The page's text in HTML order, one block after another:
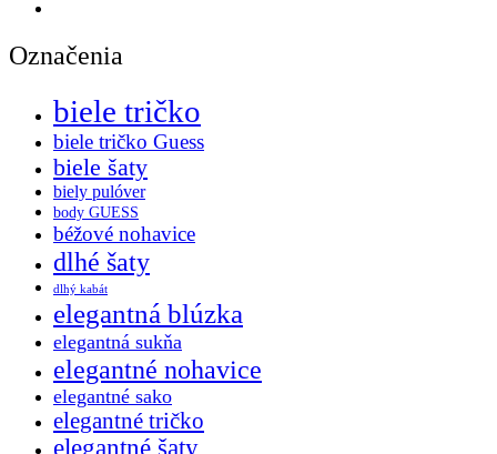
Označenia
biele tričko
biele tričko Guess
biele šaty
biely pulóver
body GUESS
béžové nohavice
dlhé šaty
dlhý kabát
elegantná blúzka
elegantná sukňa
elegantné nohavice
elegantné sako
elegantné tričko
elegantné šaty